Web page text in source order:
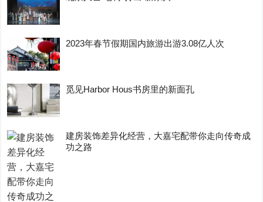
2023年春节假期国内旅游出游3.08亿人次
觅见Harbor Hous书房里的新面孔
建房装饰差异化经营，大嘉宅配带你走向传奇成
功之路